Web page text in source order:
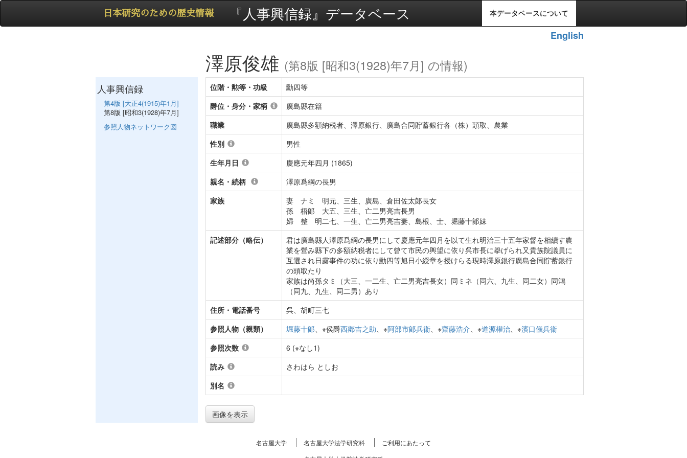
本データベースについて
日本研究のための歴史情報 『人事興信録』データベース
English
澤原俊雄 (第8版 [昭和3(1928)年7月] の情報)
位階・勲等・功級
勳四等
爵位・身分・家柄
廣島縣在籍
職業
廣島縣多額納税者、澤原銀行、廣島合同貯蓄銀行各（株）頭取、農業
性別
男性
生年月日
慶應元年四月 (1865)
親名・続柄
澤原爲綱の長男
家族
妻 ナミ 明元、三生、廣島、倉田佐太郞長女
孫 梧郞 大五、三生、亡二男亮吉長男
婦 整 明二七、一生、亡二男亮吉妻、島根、士、堀藤十郞妹
記述部分（略伝）
君は廣島縣人澤原爲綱の長男にして慶應元年四月を以て生れ明治三十五年家督を相續す農
業を營み縣下の多額納税者にして曾て市民の輿望に依り呉市長に擧げられ又貴族院議員に
互選され日露事件の功に依り勳四等旭日小綬章を授けらる現時澤原銀行廣島合同貯蓄銀行
の頭取たり
家族は尚孫タミ（大三、一二生、亡二男亮吉長女）同ミネ（同六、九生、同二女）同鴻
（同九、九生、同二男）あり
住所・電話番号
呉、胡町三七
参照人物（親類）
堀藤十郞、※侯爵西鄕吉之助、※阿部市郞兵衞、※齋藤浩介、※道源權治、※濱口儀兵衞
参照次数
6 (※なし1)
読み
さわはら としお
別名
画像を表示
人事興信録
第4版 [大正4(1915)年1月]
第8版 [昭和3(1928)年7月]
参照人物ネットワーク図
名古屋大学 名古屋大学法学研究科
ご利用にあたって